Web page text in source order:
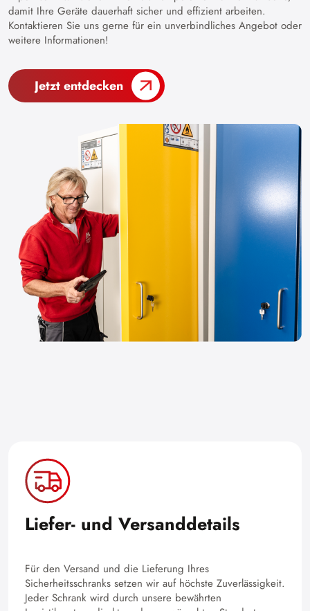
damit Ihre Geräte dauerhaft sicher und effizient arbeiten.
Kontaktieren Sie uns gerne für ein unverbindliches Angebot oder
weitere Informationen!
Jetzt entdecken
Liefer- und Versanddetails
Für den Versand und die Lieferung Ihres
Sicherheitsschranks setzen wir auf höchste Zuverlässigkeit.
Jeder Schrank wird durch unsere bewährten